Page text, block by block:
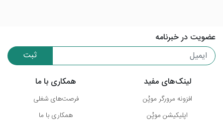
عضویت در خبرنامه
ثبت
لینک‌های مفید
افزونه مرورگر موپُن
اپلیکیشن موپُن
همکاری با ما
فرصت‌های شغلی
همکاری با ما